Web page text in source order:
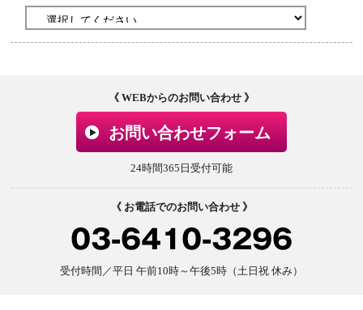
《 WEBからのお問い合わせ 》
お問い合わせフォーム
24時間365日受付可能
《 お電話でのお問い合わせ 》
03-6410-3296
受付時間／平日 午前10時～午後5時（土日祝 休み）